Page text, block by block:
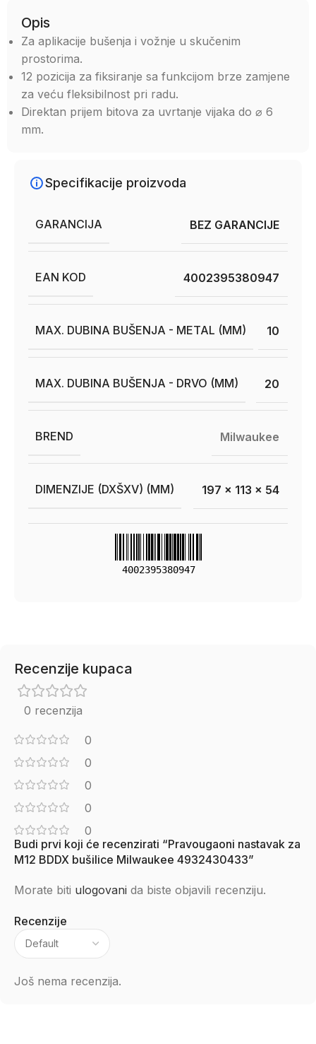
Opis
Za aplikacije bušenja i vožnje u skučenim
prostorima.
12 pozicija za fiksiranje sa funkcijom brze zamjene
za veću fleksibilnost pri radu.
Direktan prijem bitova za uvrtanje vijaka do ⌀ 6
mm.
Specifikacije proizvoda
GARANCIJA BEZ GARANCIJE
EAN KOD 4002395380947
MAX. DUBINA BUŠENJA - METAL (MM) 10
MAX. DUBINA BUŠENJA - DRVO (MM) 20
BREND Milwaukee
DIMENZIJE (DXŠXV) (MM) 197 x 113 x 54
4002395380947
Recenzije kupaca
0 recenzija
0
0
0
0
0
Recenzije
Još nema recenzija.
Budi prvi koji će recenzirati “Pravougaoni nastavak za
M12 BDDX bušilice Milwaukee 4932430433”
Morate biti ulogovani da biste objavili recenziju.